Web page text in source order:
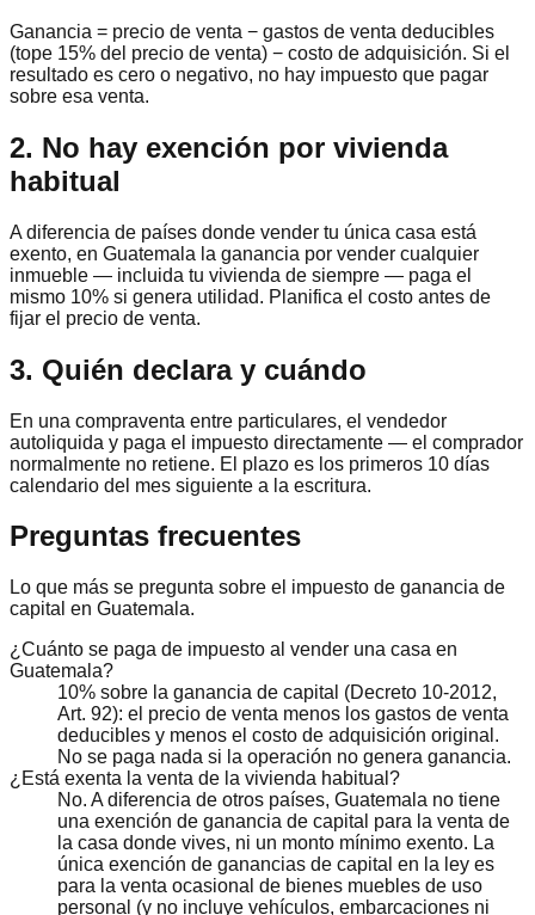
Ganancia = precio de venta − gastos de venta deducibles
(tope 15% del precio de venta) − costo de adquisición. Si el
resultado es cero o negativo, no hay impuesto que pagar
sobre esa venta.
2. No hay exención por vivienda
habitual
A diferencia de países donde vender tu única casa está
exento, en Guatemala la ganancia por vender cualquier
inmueble — incluida tu vivienda de siempre — paga el
mismo 10% si genera utilidad. Planifica el costo antes de
fijar el precio de venta.
3. Quién declara y cuándo
En una compraventa entre particulares, el vendedor
autoliquida y paga el impuesto directamente — el comprador
normalmente no retiene. El plazo es los primeros 10 días
calendario del mes siguiente a la escritura.
Preguntas frecuentes
Lo que más se pregunta sobre el impuesto de ganancia de
capital en Guatemala.
¿Cuánto se paga de impuesto al vender una casa en
Guatemala?
10% sobre la ganancia de capital (Decreto 10-2012,
Art. 92): el precio de venta menos los gastos de venta
deducibles y menos el costo de adquisición original.
No se paga nada si la operación no genera ganancia.
¿Está exenta la venta de la vivienda habitual?
No. A diferencia de otros países, Guatemala no tiene
una exención de ganancia de capital para la venta de
la casa donde vives, ni un monto mínimo exento. La
única exención de ganancias de capital en la ley es
para la venta ocasional de bienes muebles de uso
personal (y no incluye vehículos, embarcaciones ni